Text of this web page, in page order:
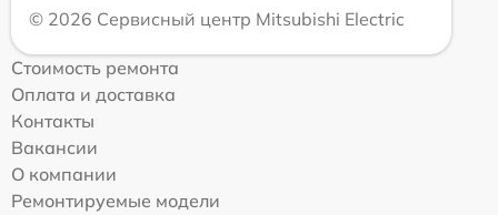
© 2026 Сервисный центр Mitsubishi Electric
Стоимость ремонта
Оплата и доставка
Контакты
Вакансии
О компании
Ремонтируемые модели